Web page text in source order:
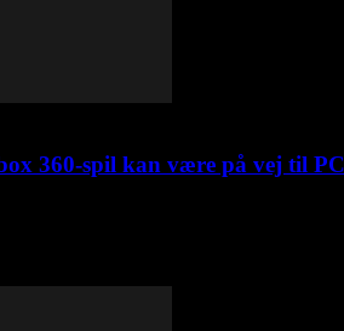
360-spil kan være på vej til PC